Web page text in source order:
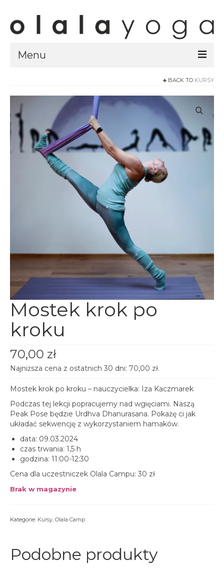
Menu
kursy
ubrania olalayoga
Olala Studio
artykuły i video
Zaloguj
platforma kursowa
BACK TO KURSY
Mostek krok po
kroku
70,00 zł
Najniższa cena z ostatnich 30 dni: 70,00 zł.
Mostek krok po kroku – nauczycielka: Iza Kaczmarek
Podczas tej lekcji popracujemy nad wgięciami. Naszą
Peak Pose będzie Urdhva Dhanurasana. Pokażę ci jak
układać sekwencję z wykorzystaniem hamaków.
data: 09.03.2024
czas trwania: 1,5 h
godzina: 11:00-12:30
Cena dla uczestniczek Olala Campu: 30 zł
Brak w magazynie
Kategorie: Kursy Olala Camp
Podobne produkty